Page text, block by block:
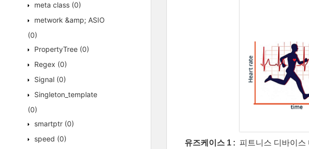
meta class (0)
metwork &amp; ASIO
(0)
PropertyTree (0)
Regex (0)
Signal (0)
Singleton_template
(0)
smartptr (0)
speed (0)
유즈케이스 1 : 피트니스 디바이스